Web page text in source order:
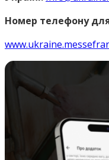
Номер телефону для